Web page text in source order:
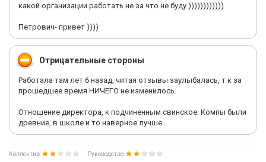
какой организации работать не за что не буду ))))))))))))
Петрович- привет ))))
Отрицательные стороны
Работала там лет 6 назад, читая отзывы заулыбалась, т к за
прошедшее время НИЧЕГО не изменилось.
Отношение директора, к подчиненным свинское. Компы были
древние, в школе и то наверное лучше.
Коллектив:
Руководство: